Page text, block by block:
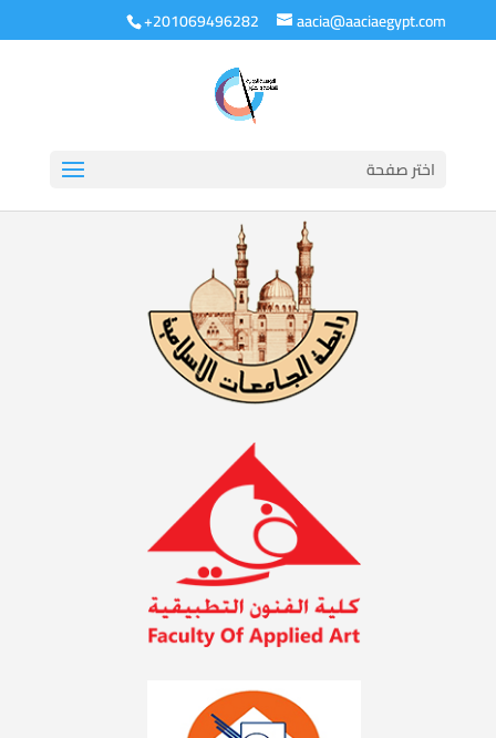
+201069496282 aacia@aaciaegypt.com
اختر صفحة